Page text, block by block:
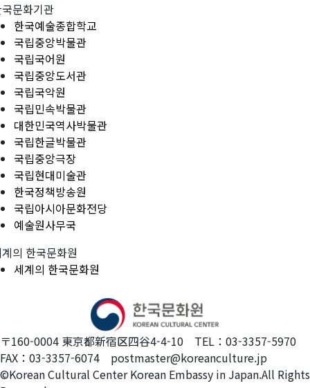
문화기관
한국예술종합학교
국립중앙박물관
국립국어원
국립중앙도서관
국립국악원
국립민속박물관
대한민국역사박물관
국립한글박물관
국립중앙극장
국립현대미술관
한국정책방송원
국립아시아문화전당
예술원사무국
의 한국문화원
세계의 한국문화원
〒160-0004 東京都新宿区四谷4-4-10 TEL：03-3357-5970
FAX：03-3357-6074 postmaster@koreanculture.jp
©Korean Cultural Center Korean Embassy in Japan.All Rights